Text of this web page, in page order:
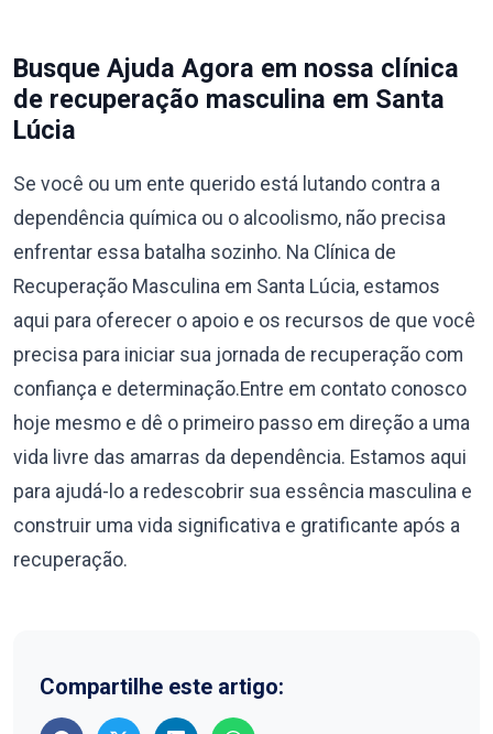
Busque Ajuda Agora em nossa clínica
de recuperação masculina em Santa
Lúcia
Se você ou um ente querido está lutando contra a
dependência química ou o alcoolismo, não precisa
enfrentar essa batalha sozinho. Na Clínica de
Recuperação Masculina em Santa Lúcia, estamos
aqui para oferecer o apoio e os recursos de que você
precisa para iniciar sua jornada de recuperação com
confiança e determinação.Entre em contato conosco
hoje mesmo e dê o primeiro passo em direção a uma
vida livre das amarras da dependência. Estamos aqui
para ajudá-lo a redescobrir sua essência masculina e
construir uma vida significativa e gratificante após a
recuperação.
Compartilhe este artigo: